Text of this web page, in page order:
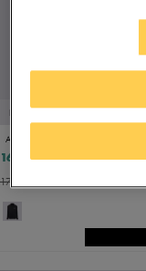
PROMO: DO -30%
ADIDAS BLUZA ROZPINANA M 3S TR TT
199,99 zł
169,99 zł
179,99 zł